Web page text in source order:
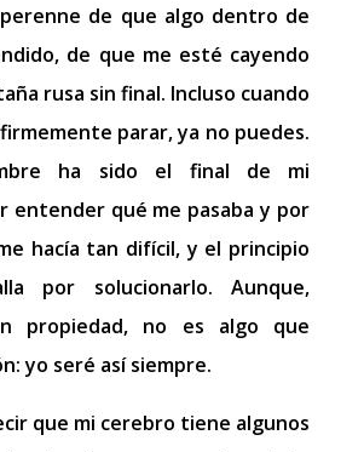
de que algo dentro de
de que me esté cayendo
rusa sin final. Incluso cuando
parar, ya no puedes.
ha sido el final de mi
entender qué me pasaba y por
hacía tan difícil, y el principio
por solucionarlo. Aunque,
propiedad, no es algo que
yo seré así siempre.
que mi cerebro tiene algunos